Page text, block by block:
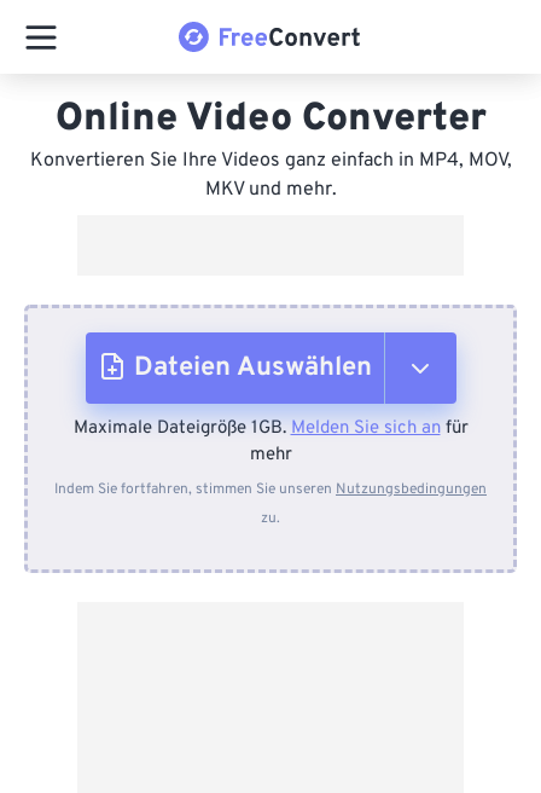
Online Video Converter
Konvertieren Sie Ihre Videos ganz einfach in MP4, MOV,
MKV und mehr.
Dateien Auswählen
Vom Gerät
Von Dropbox
Maximale Dateigröße 1GB.Melden Sie sich anfür
mehr
Indem Sie fortfahren, stimmen Sie unseren Nutzungsbedingungen
zu.